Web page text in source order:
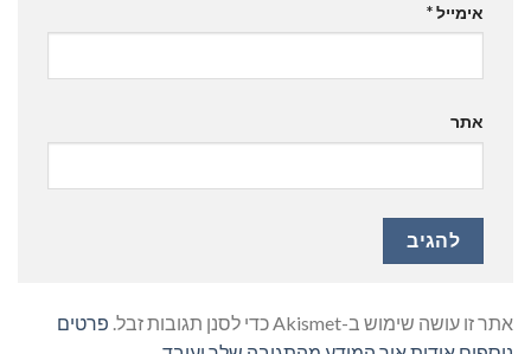
אימייל*
אתר
אתר זו עושה שימוש ב-Akismet כדי לסנן תגובות זבל.
פרטים